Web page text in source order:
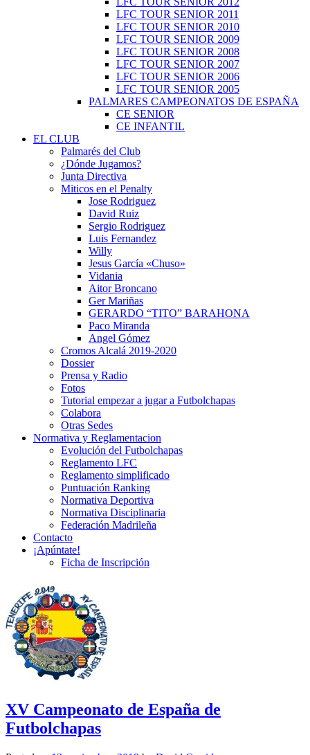
LFC TOUR SENIOR 2011
LFC TOUR SENIOR 2010
LFC TOUR SENIOR 2009
LFC TOUR SENIOR 2008
LFC TOUR SENIOR 2007
LFC TOUR SENIOR 2006
LFC TOUR SENIOR 2005
PALMARES CAMPEONATOS DE ESPAÑA
CE SENIOR
CE INFANTIL
EL CLUB
Palmarés del Club
¿Dónde Jugamos?
Junta Directiva
Miticos en el Penalty
Jose Rodriguez
David Ruiz
Sergio Rodriguez
Luis Fernandez
Willy
Jesus García «Chuso»
Vidania
Aitor Broncano
Ger Mariñas
GERARDO “TITO” BARAHONA
Paco Miranda
Angel Gómez
Cromos Alcalá 2019-2020
Dossier
Prensa y Radio
Fotos
Tutorial empezar a jugar a Futbolchapas
Colabora
Otras Sedes
Normativa y Reglamentacion
Evolución del Futbolchapas
Reglamento LFC
Reglamento simplificado
Puntuación Ranking
Normativa Deportiva
Normativa Disciplinaria
Federación Madrileña
Contacto
¡Apúntate!
Ficha de Inscripción
XV Campeonato de España de
Futbolchapas